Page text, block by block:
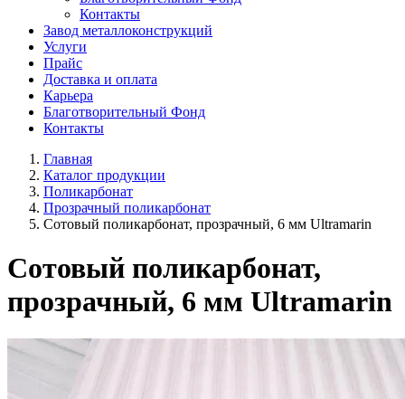
Контакты
Завод металлоконструкций
Услуги
Прайс
Доставка и оплата
Карьера
Благотворительный Фонд
Контакты
Главная
Каталог продукции
Поликарбонат
Прозрачный поликарбонат
Сотовый поликарбонат, прозрачный, 6 мм Ultramarin
Сотовый поликарбонат,
прозрачный, 6 мм Ultramarin